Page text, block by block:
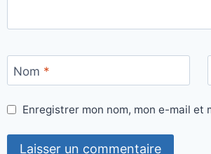
Nom *
Enregistrer mon nom, mon e-mail